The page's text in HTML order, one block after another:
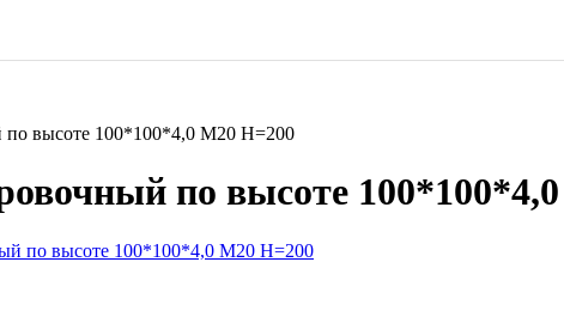
по высоте 100*100*4,0 М20 Н=200
по высоте